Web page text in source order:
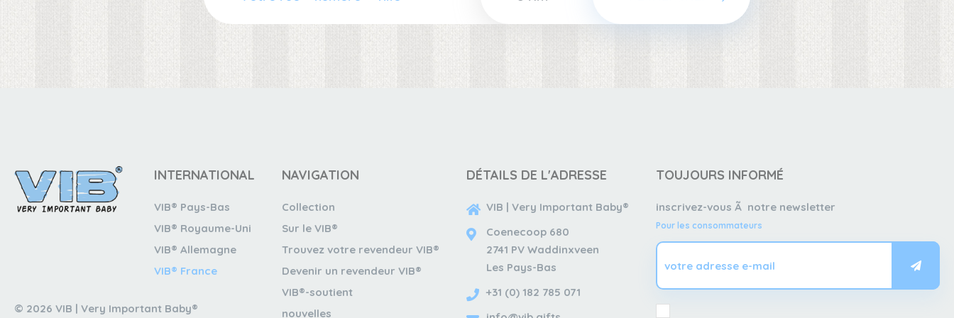
INTERNATIONAL
VIB® Pays-Bas
VIB® Royaume-Uni
VIB® Allemagne
VIB® France
© 2026 VIB | Very Important Baby®
NAVIGATION
Collection
Sur le VIB®
Trouvez votre revendeur VIB®
Devenir un revendeur VIB®
VIB®-soutient
nouvelles
DÉTAILS DE L'ADRESSE
VIB | Very Important Baby®
Coenecoop 680
2741 PV Waddinxveen
Les Pays-Bas
+31 (0) 182 785 071
TOUJOURS INFORMÉ
inscrivez-vous Ã notre newsletter
Pour les consommateurs